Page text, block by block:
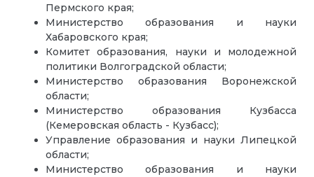
Пермского края;
Министерство образования и науки
Хабаровского края;
Комитет образования, науки и молодежной
политики Волгоградской области;
Министерство образования Воронежской
области;
Министерство образования Кузбасса
(Кемеровская область - Кузбасс);
Управление образования и науки Липецкой
области;
Министерство образования и науки